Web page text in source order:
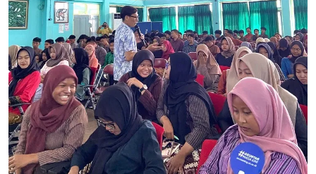
Sains
EduDana
Ikuti Kami di: